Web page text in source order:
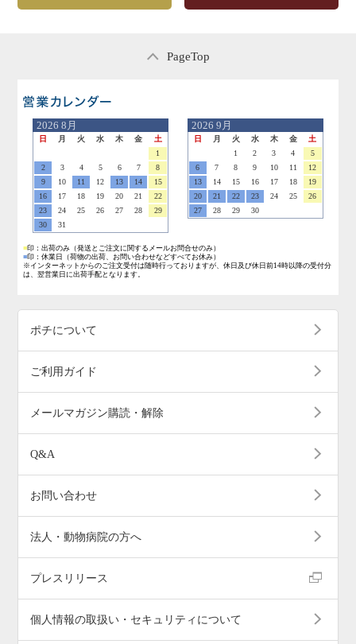
PageTop
2026 8月
日 月 火 水 木 金
土
1
2
3 4 5 6 7
8
9
10 11 12 13 14
15
16
17 18 19 20 21
22
23
24 25 26 27 28
29
30
31
2026 9月
日 月 火 水 木 金
土
1
2 3 4
5
6
7 8 9 10 11
12
13
14 15 16 17 18
19
20
21 22 23 24 25
26
27
28 29 30
■印：出荷のみ （発送とご注文に関するメールお問合せのみ）
■印：休業日
（荷物の出荷、お問い合わせなどすべてお休み）
※インターネットからのご注文受付は随時行っておりますが、休日及び休日前14時以降の受付分
は、翌営業日に出荷手配となります。
ポチについて
ご利用ガイド
メールマガジン購読・解除
Q&A
お問い合わせ
法人・動物病院の方へ
プレスリリース
個人情報の取扱い・セキュリティについて